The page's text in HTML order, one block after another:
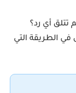
تتلق أي رد؟
الطريقة التي